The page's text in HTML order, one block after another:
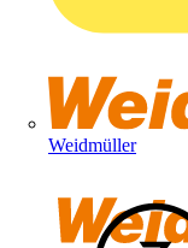
Weidmüller